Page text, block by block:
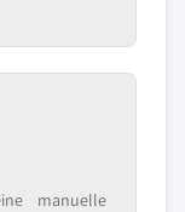
manuelle